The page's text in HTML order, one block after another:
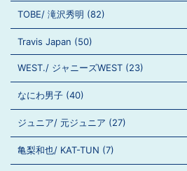
TOBE/ 滝沢秀明 (82)
Travis Japan (50)
WEST./ ジャニーズWEST (23)
なにわ男子 (40)
ジュニア/ 元ジュニア (27)
亀梨和也/ KAT-TUN (7)